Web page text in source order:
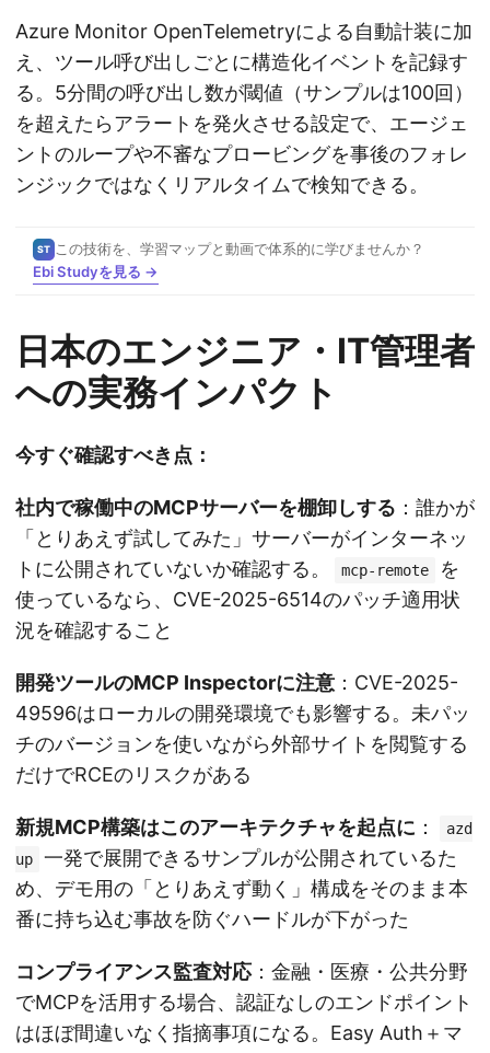
Azure Monitor OpenTelemetryによる自動計装に加
え、ツール呼び出しごとに構造化イベントを記録す
る。5分間の呼び出し数が閾値（サンプルは100回）
を超えたらアラートを発火させる設定で、エージェ
ントのループや不審なプロービングを事後のフォレ
ンジックではなくリアルタイムで検知できる。
ST この技術を、学習マップと動画で体系的に学びませんか？
Ebi Studyを見る →
日本のエンジニア・IT管理者
への実務インパクト
今すぐ確認すべき点：
社内で稼働中のMCPサーバーを棚卸しする ：誰かが
「とりあえず試してみた」サーバーがインターネッ
トに公開されていないか確認する。
mcp-remote
を
使っているなら、CVE-2025-6514のパッチ適用状
況を確認すること
開発ツールのMCP Inspectorに注意 ：CVE-2025-
49596はローカルの開発環境でも影響する。未パッ
チのバージョンを使いながら外部サイトを閲覧する
だけでRCEのリスクがある
新規MCP構築はこのアーキテクチャを起点に ：
azd
up
一発で展開できるサンプルが公開されているた
め、デモ用の「とりあえず動く」構成をそのまま本
番に持ち込む事故を防ぐハードルが下がった
コンプライアンス監査対応：金融・医療・公共分野
でMCPを活用する場合、認証なしのエンドポイント
はほぼ間違いなく指摘事項になる。Easy Auth＋マ